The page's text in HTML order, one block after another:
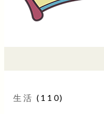
生活 (110)